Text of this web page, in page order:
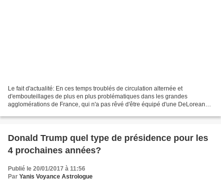
Le fait d'actualité: En ces temps troublés de circulation alternée et
d'embouteillages de plus en plus problématiques dans les grandes
agglomérations de France, qui n'a pas rêvé d'être équipé d'une DeLorean
Donald Trump quel type de présidence pour les
4 prochaines années?
Publié le 20/01/2017 à 11:56
Par Yanis Voyance Astrologue